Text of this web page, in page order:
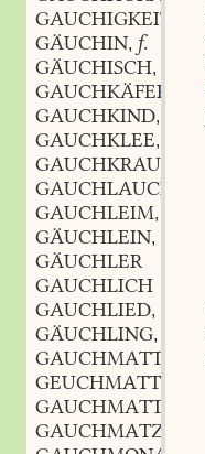
GAUCHIGKEIT
GÄUCHIN, f.
GÄUCHISCH,
GAUCHKÄFER
GAUCHKIND,
GAUCHKLEE,
GAUCHKRAUT
GAUCHLAUCH
GAUCHLEIM,
GÄUCHLEIN,
GÄUCHLER
GAUCHLICH
GAUCHLIED,
GÄUCHLING,
GAUCHMATTE
GEUCHMATTE
GAUCHMATTER
GAUCHMATZ